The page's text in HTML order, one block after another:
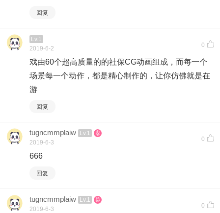
回复
0
Lv.1
2019-6-2
戏由60个超高质量的的社保CG动画组成，而每一个
场景每一个动作，都是精心制作的，让你仿佛就是在
游
回复
0
tugncmmplaiw Lv.1
2019-6-3
666
回复
0
tugncmmplaiw Lv.1
2019-6-3